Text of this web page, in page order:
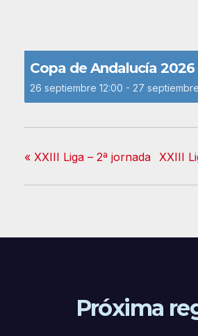
Copa de Andalucía 2026
26 septiembre 12:00 - 27
« XXIII Liga – 2ª jornada XXIII
Próxima